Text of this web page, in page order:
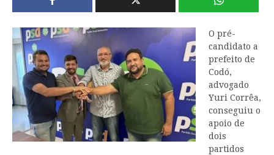
O pré-
candidato a
prefeito de
Codó,
advogado
Yuri Corrêa,
conseguiu o
apoio de
dois
partidos